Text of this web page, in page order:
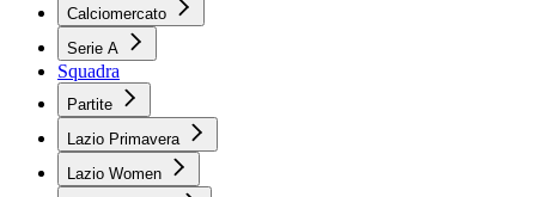
Calciomercato
Serie A
Squadra
Partite
Lazio Primavera
Lazio Women